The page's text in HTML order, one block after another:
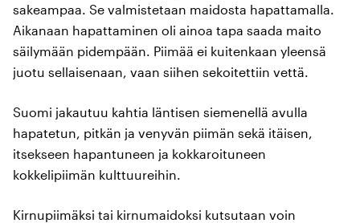
sakeampaa. Se valmistetaan maidosta hapattamalla.
Aikanaan hapattaminen oli ainoa tapa saada maito
säilymään pidempään. Piimää ei kuitenkaan yleensä
juotu sellaisenaan, vaan siihen sekoitettiin vettä.
Suomi jakautuu kahtia läntisen siemenellä avulla
hapatetun, pitkän ja venyvän piimän sekä itäisen,
itsekseen hapantuneen ja kokkaroituneen
kokkelipiimän kulttuureihin.
Kirnupiimäksi tai kirnumaidoksi kutsutaan voin